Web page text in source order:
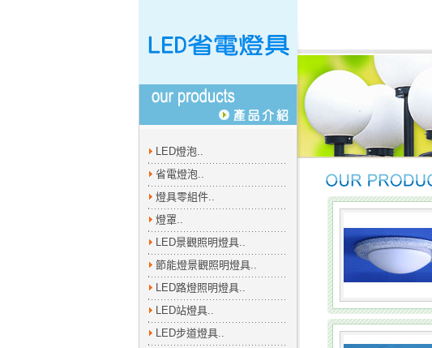
LED燈泡..
省電燈泡..
燈具零組件..
燈罩..
LED景觀照明燈具..
節能燈景觀照明燈具..
LED路燈照明燈具..
LED站燈具..
LED步道燈具..